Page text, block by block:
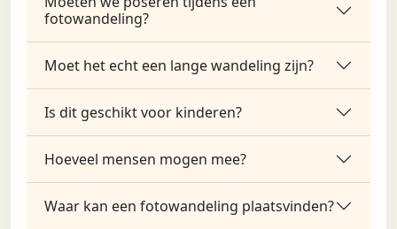
fotowandeling?
Moet het echt een lange wandeling zijn?
Is dit geschikt voor kinderen?
Hoeveel mensen mogen mee?
Waar kan een fotowandeling plaatsvinden?